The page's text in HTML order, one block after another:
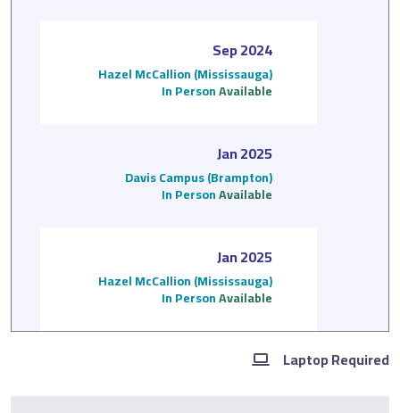
Sep 2024
Hazel McCallion (Mississauga)
In PersonAvailable
Jan 2025
Davis Campus (Brampton)
In PersonAvailable
Jan 2025
Hazel McCallion (Mississauga)
In PersonAvailable
Laptop Required